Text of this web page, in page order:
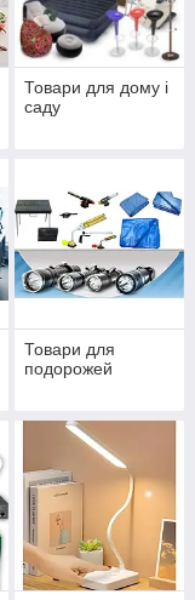
Товари для дому і
саду
Товари для
подорожей